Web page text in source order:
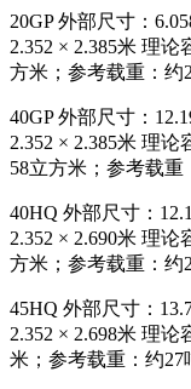
20GP 外部尺寸：
2.352 × 2.385米 理
方米；参考载重：约
40GP 外部尺寸：
2.352 × 2.385米 理
58立方米；参考载重
40HQ 外部尺寸：
2.352 × 2.690米 理
方米；参考载重：约
45HQ 外部尺寸：
2.352 × 2.698米 理
米；参考载重：约27